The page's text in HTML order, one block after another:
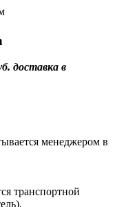
доставка в
менеджером в
транспортной